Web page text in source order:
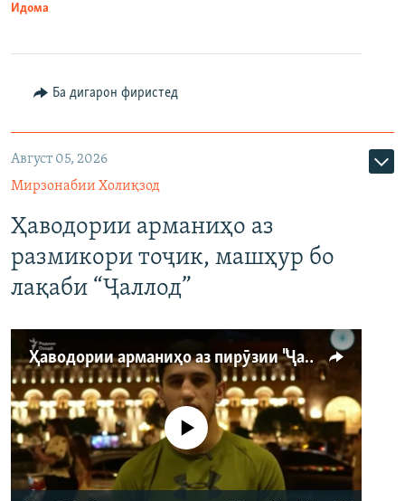
Идома
Ба дигарон фиристед
Август 05, 2026
Мирзонабии Холиқзод
Ҳаводории арманиҳо аз
размикори тоҷик, машҳур бо
лақаби “Ҷаллод”
Ҳаводории арманиҳо аз пирӯзии "Ҷаллод"-и тоҷик
Феълан кор намекунад